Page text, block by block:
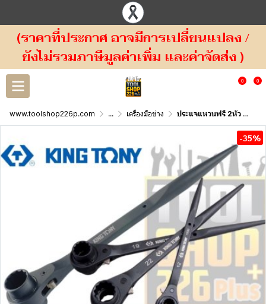
(ราคาที่ประกาศ อาจมีการเปลี่ยนแปลง /
ยังไม่รวมภาษีมูลค่าเพิ่ม และค่าจัดส่ง )
0 0
www.toolshop226p.com ... เครื่องมือช่าง ประแจแหวนฟรี 2หัว ปลายแหลม สีดำ Podger Ratchet Wrench 1500 KINGTONY
-35%